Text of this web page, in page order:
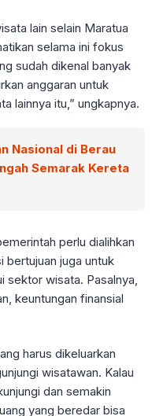
lain selain Maratua
selama ini fokus
sudah dikenal banyak
anggaran untuk
lainnya itu,” ungkapnya.
Nasional di Berau
Semarak Kereta
perlu dialihkan
bertujuan juga untuk
sektor wisata. Pasalnya,
keuntungan finansial
harus dikeluarkan
wisatawan. Kalau
dan semakin
yang beredar bisa